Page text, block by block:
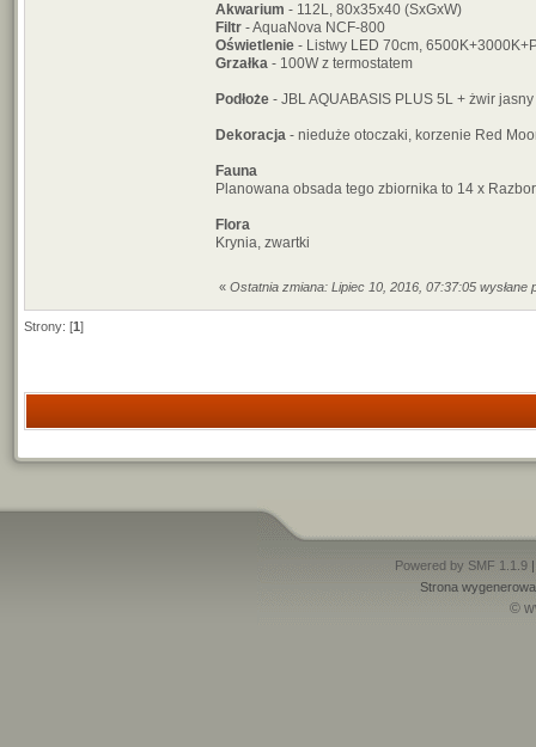
Akwarium - 112L, 80x35x40 (SxGxW)
Filtr - AquaNova NCF-800
Oświetlenie - Listwy LED 70cm,
Grzałka - 100W z termostatem
Podłoże - JBL AQUABASIS PLUS 5L + żwir
Dekoracja - nieduże otoczaki, korzenie Red
Fauna
Planowana obsada tego zbiornika to 14 x
Flora
Krynia, zwartki
« Ostatnia zmiana: Lipiec 10, 2016, 07:37:05
Strony: [1]
Powered by SMF 1.1.9
Strona
©